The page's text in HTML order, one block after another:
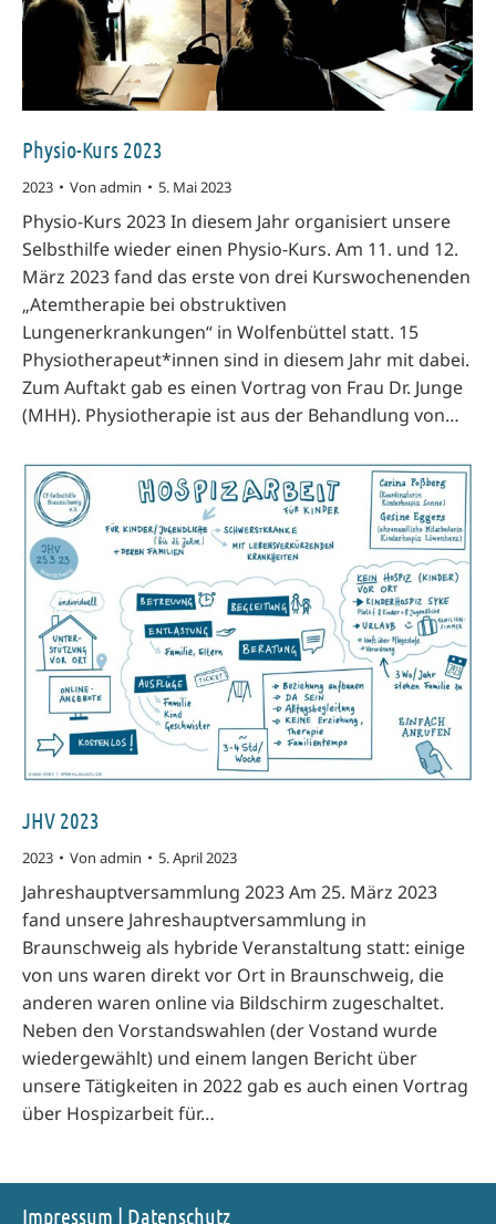
Physio-Kurs 2023
2023 Von admin 5. Mai 2023
Physio-Kurs 2023 In diesem Jahr organisiert unsere
Selbsthilfe wieder einen Physio-Kurs. Am 11. und 12.
März 2023 fand das erste von drei Kurswochenenden
„Atemtherapie bei obstruktiven
Lungenerkrankungen“ in Wolfenbüttel statt. 15
Physiotherapeut*innen sind in diesem Jahr mit dabei.
Zum Auftakt gab es einen Vortrag von Frau Dr. Junge
(MHH). Physiotherapie ist aus der Behandlung von…
JHV 2023
2023 Von admin 5. April 2023
Jahreshauptversammlung 2023 Am 25. März 2023
fand unsere Jahreshauptversammlung in
Braunschweig als hybride Veranstaltung statt: einige
von uns waren direkt vor Ort in Braunschweig, die
anderen waren online via Bildschirm zugeschaltet.
Neben den Vorstandswahlen (der Vostand wurde
wiedergewählt) und einem langen Bericht über
unsere Tätigkeiten in 2022 gab es auch einen Vortrag
über Hospizarbeit für…
Impressum | Datenschutz